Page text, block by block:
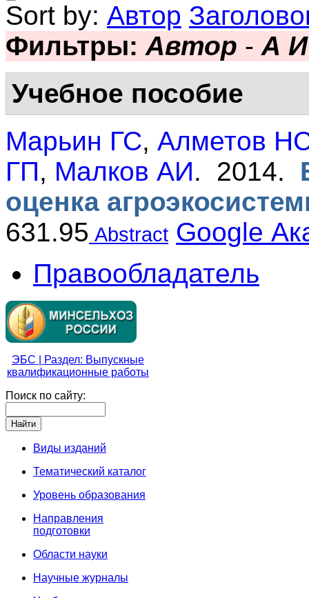
Sort by: Автор
Фильтры: Автор - А
Учебное пособие
Марьин ГС, Алметов
ГП, Малков АИ. 2014.
оценка
631.95 Abstract Google
Правообладатель
ЭБС | Раздел: Выпускные
квалификационные работы
Поиск по сайту:
Виды изданий
Тематический каталог
Уровень образования
Направления
подготовки
Области науки
Научные журналы